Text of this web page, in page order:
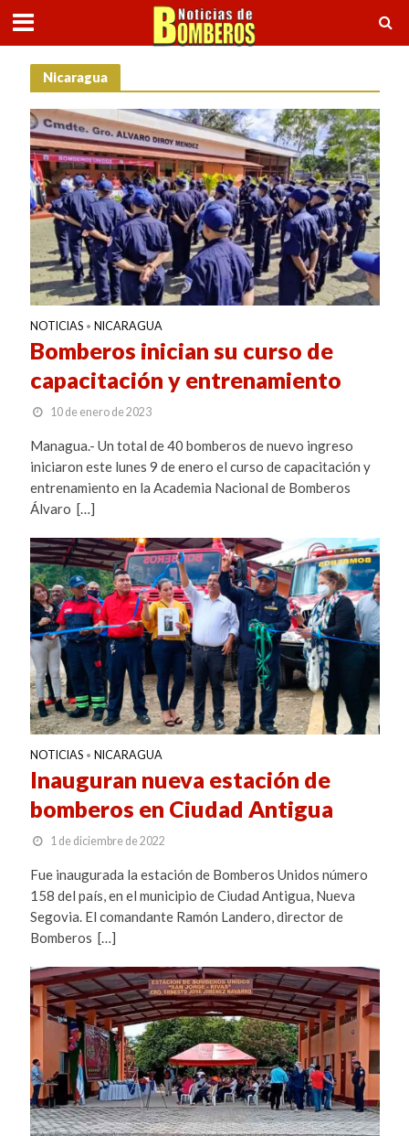
Nicaragua
NOTICIAS • NICARAGUA
Bomberos inician su curso de
capacitación y entrenamiento
10 de enero de 2023
Managua.- Un total de 40 bomberos de nuevo ingreso
iniciaron este lunes 9 de enero el curso de capacitación y
entrenamiento en la Academia Nacional de Bomberos
Álvaro […]
NOTICIAS • NICARAGUA
Inauguran nueva estación de
bomberos en Ciudad Antigua
1 de diciembre de 2022
Fue inaugurada la estación de Bomberos Unidos número
158 del país, en el municipio de Ciudad Antigua, Nueva
Segovia. El comandante Ramón Landero, director de
Bomberos […]